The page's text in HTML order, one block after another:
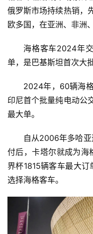
资
商
消
费
科
技
经
登录
俄罗斯市场持续热销，
欧多国，在亚洲、非洲
海格客车2024年
单，是巴基斯坦首次大
2024年，60辆海
印尼首个批量纯电动公
最大单。
自从2006年多哈
付后，卡塔尔就成为
界杯1815辆客车最大
选择海格客车。